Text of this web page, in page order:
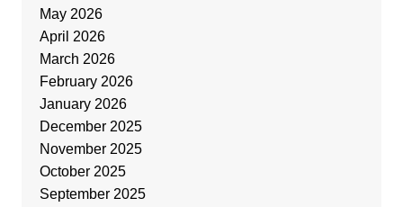
May 2026
April 2026
March 2026
February 2026
January 2026
December 2025
November 2025
October 2025
September 2025